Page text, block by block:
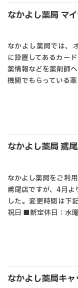
なかよし薬局 マ
なかよし薬局では、
に設置してあるカー
薬情報などを薬剤師
機関でもらっている
なかよし薬局 鳶
なかよし薬局をご利
鳶尾店ですが、4月
した。変更時間は下
祝日 ■新定休日：水
なかよし薬局キ